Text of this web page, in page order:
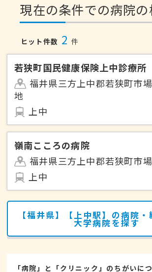
現在の条件での病院
ヒット件数 2 件
若狭町国民健康保険上中診療所
福井県三方上中郡若狭町市
地
上中
嶺南こころの病院
福井県三方上中郡若狭町市
上中
【福井県】【上中駅】の病院・
大学病院を探す
「病院」と「クリニック」のちがいに